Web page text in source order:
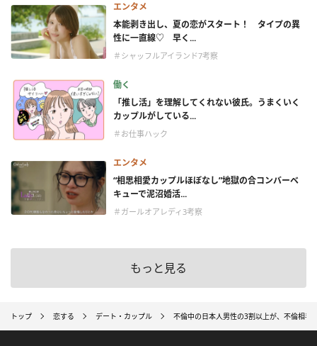
エンタメ
本能剥き出し、夏の恋がスタート！ タイプの異
性に一直線♡ 早く...
＃シャッフルアイランド7考察
働く
「推し活」を理解してくれない彼氏。うまくいく
カップルがしている...
＃お仕事ハック
エンタメ
“相思相愛カップルほぼなし”地獄の合コンバーベ
キューで泥沼婚活...
＃ガールオアレディ3考察
もっと見る
トップ 恋する デート・カップル 不倫中の日本人男性の3割以上が、不倫相